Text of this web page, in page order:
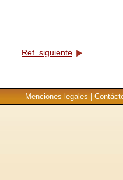
Ref. siguiente
Menciones legales